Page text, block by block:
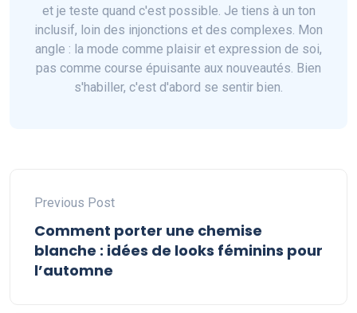
et je teste quand c'est possible. Je tiens à un ton
inclusif, loin des injonctions et des complexes. Mon
angle : la mode comme plaisir et expression de soi,
pas comme course épuisante aux nouveautés. Bien
s'habiller, c'est d'abord se sentir bien.
Previous Post
Comment porter une chemise
blanche : idées de looks féminins pour
l’automne